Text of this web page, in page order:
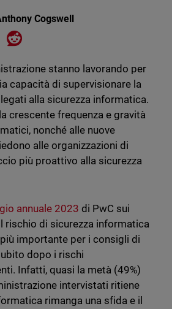
Cogswell
Facebook
on X
Share on Reddit
stanno lavorando per
capacità di supervisionare la
alla sicurezza informatica.
crescente frequenza e gravità
nonché alle nuove
alle organizzazioni di
più proattivo alla sicurezza
annuale 2023 di PwC sui
rischio di sicurezza informatica
importante per i consigli di
dopo i rischi
Infatti, quasi la metà (49%)
intervistati ritiene
rimanga una sfida e il